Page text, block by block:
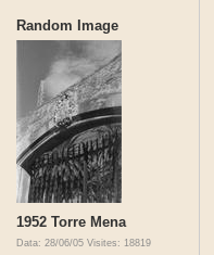
Random Image
1952 Torre Mena
Data: 28/06/05 Visites: 18819